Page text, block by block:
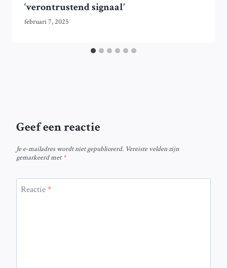
‘verontrustend signaal’
februari 7, 2025
Geef een reactie
Je e-mailadres wordt niet gepubliceerd. Vereiste velden zijn
gemarkeerd met*
Reactie*